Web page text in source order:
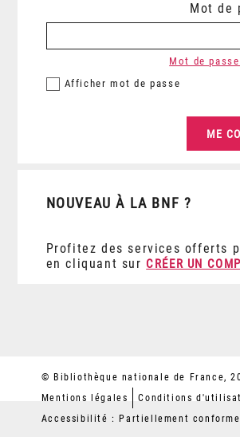
Mot de
Afficher mot de passe
Mot de
NOUVEAU À LA BNF ?
Profitez des services offerts
en cliquant sur CRÉER UN
© Bibliothèque nationale de France,
Mentions légales
Conditions
Accessibilité : Partiellement conforme